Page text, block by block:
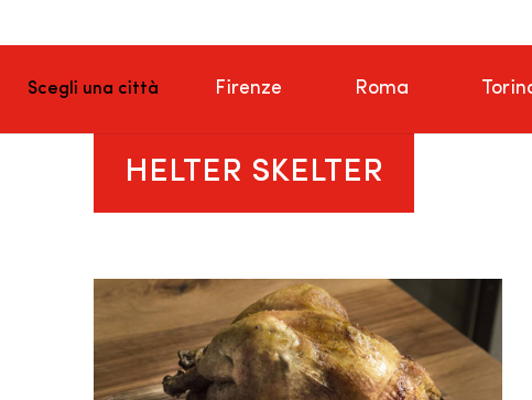
Scegli una città Firenze Roma
HELTER SKELTER